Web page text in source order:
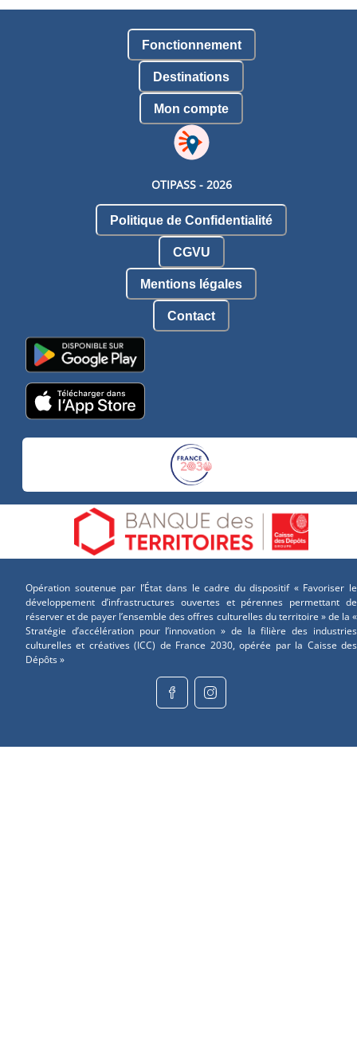
Fonctionnement
Destinations
Mon compte
OTIPASS - 2026
Politique de Confidentialité
CGVU
Mentions légales
Contact
Opération soutenue par l’État dans le cadre du dispositif « Favoriser le
développement d’infrastructures ouvertes et pérennes permettant de
réserver et de payer l’ensemble des offres culturelles du territoire » de la «
Stratégie d’accélération pour l’innovation » de la filière des industries
culturelles et créatives (ICC) de France 2030, opérée par la Caisse des
Dépôts »